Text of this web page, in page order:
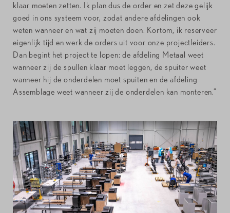
klaar moeten zetten. Ik plan dus de order en zet deze gelijk
goed in ons systeem voor, zodat andere afdelingen ook
weten wanneer en wat zij moeten doen. Kortom, ik reserveer
eigenlijk tijd en werk de orders uit voor onze projectleiders.
Dan begint het project te lopen: de afdeling Metaal weet
wanneer zij de spullen klaar moet leggen, de spuiter weet
wanneer hij de onderdelen moet spuiten en de afdeling
Assemblage weet wanneer zij de onderdelen kan monteren.”